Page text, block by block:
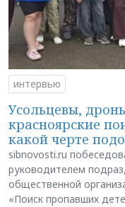
интервью
Усольцевы,
красноярские
какой черте
sibnovosti.ru
руководителем
общественной
«Поиск пропавших